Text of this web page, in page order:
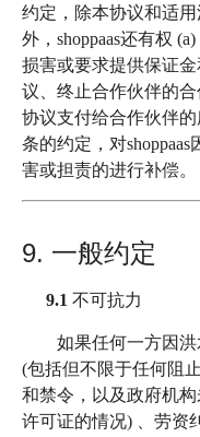
约定，除本协议和适
外，shoppaas还有权
损害或要求提供保证
议、终止合作伙伴的
协议支付给合作伙伴
条的约定，对
害或担责的进行补偿。
9. 一般约定
9.1 不可抗力
如果任何一方因洪
(包括但不限于任何阻
和禁令，以及政府机
许可证的情况) 、劳资